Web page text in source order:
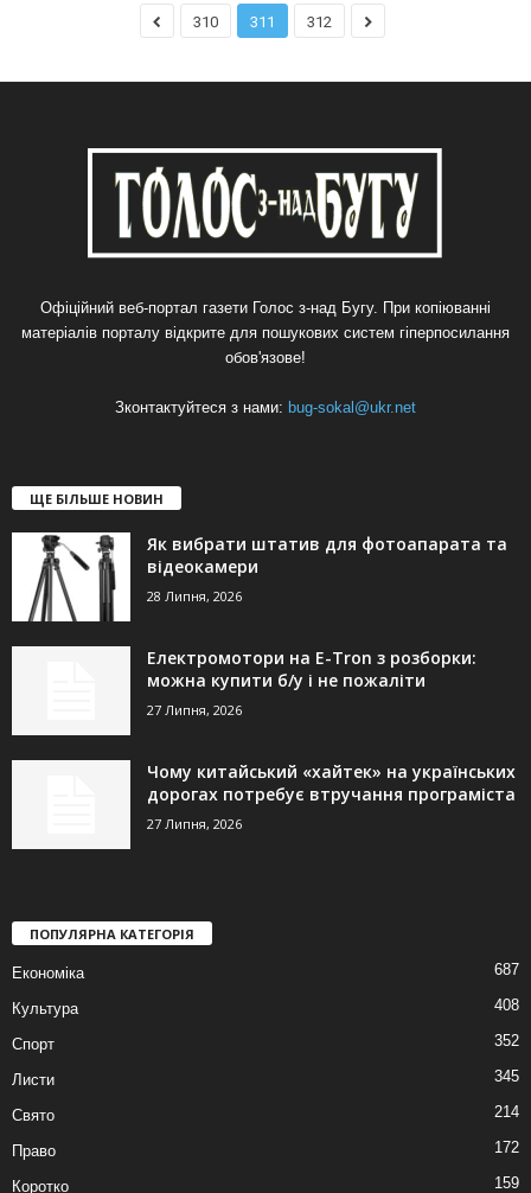
310 311 312
Офіційний веб-портал газети Голос з-над Бугу. При копіюванні
матеріалів порталу відкрите для пошукових систем гіперпосилання
обов'язове!
Зконтактуйтеся з нами: bug-sokal@ukr.net
ЩЕ БІЛЬШЕ НОВИН
Як вибрати штатив для фотоапарата та
відеокамери
28 Липня, 2026
Електромотори на E-Tron з розборки:
можна купити б/у і не пожаліти
27 Липня, 2026
Чому китайський «хайтек» на українських
дорогах потребує втручання програміста
27 Липня, 2026
ПОПУЛЯРНА КАТЕГОРІЯ
Економіка 687
Культура 408
Спорт 352
Листи 345
Свято 214
Право 172
Коротко 159